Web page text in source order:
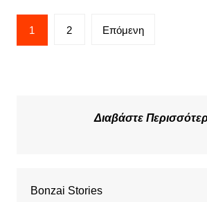
Σελιδοποίηση
άρθρων
1 2 Επόμενη
Διαβάστε
Bonzai Stories